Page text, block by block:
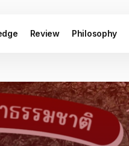
Review Philosophy